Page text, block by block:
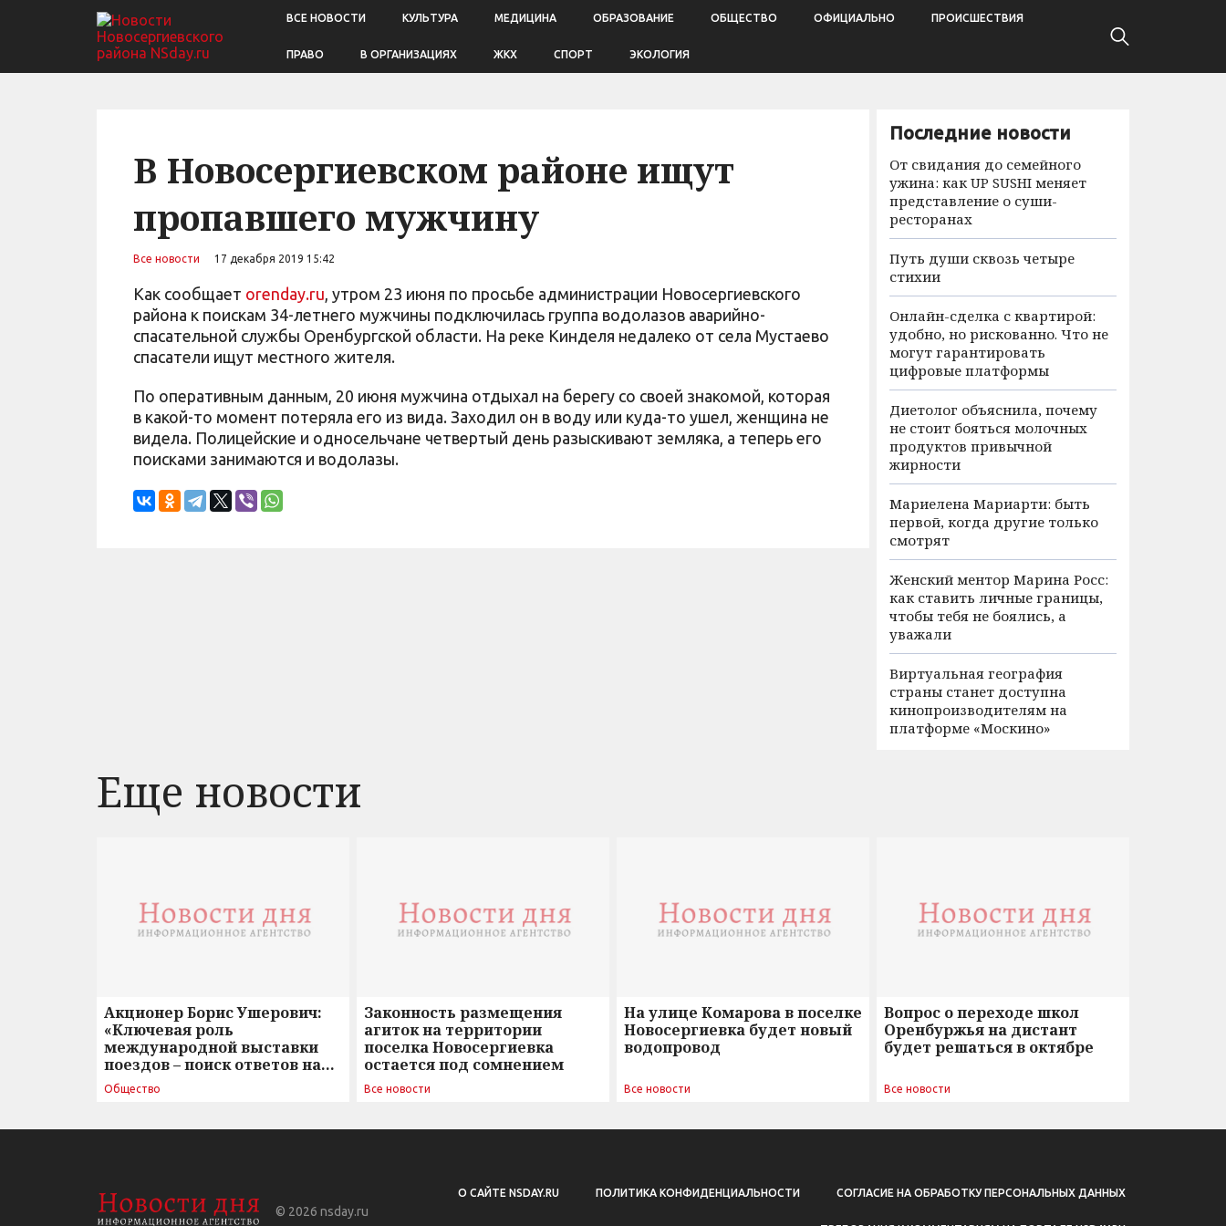
ВСЕ НОВОСТИ КУЛЬТУРА МЕДИЦИНА ОБРАЗОВАНИЕ ОБЩЕСТВО ОФИЦИАЛЬНО ПРОИСШЕСТВИЯ
ПРАВО В ОРГАНИЗАЦИЯХ ЖКХ СПОРТ ЭКОЛОГИЯ
В Новосергиевском районе ищут
пропавшего мужчину
Все новости 17 декабря 2019 15:42
Как сообщает orenday.ru, утром 23 июня по просьбе администрации Новосергиевского
района к поискам 34-летнего мужчины подключилась группа водолазов аварийно-
спасательной службы Оренбургской области. На реке Кинделя недалеко от села Мустаево
спасатели ищут местного жителя.
По оперативным данным, 20 июня мужчина отдыхал на берегу со своей знакомой, которая
в какой-то момент потеряла его из вида. Заходил он в воду или куда-то ушел, женщина не
видела. Полицейские и односельчане четвертый день разыскивают земляка, а теперь его
поисками занимаются и водолазы.
Последние новости
От свидания до семейного
ужина: как UP SUSHI меняет
представление о суши-
ресторанах
Путь души сквозь четыре
стихии
Онлайн-сделка с квартирой:
удобно, но рискованно. Что не
могут гарантировать
цифровые платформы
Диетолог объяснила, почему
не стоит бояться молочных
продуктов привычной
жирности
Мариелена Мариарти: быть
первой, когда другие только
смотрят
Женский ментор Марина Росс:
как ставить личные границы,
чтобы тебя не боялись, а
уважали
Виртуальная география
страны станет доступна
кинопроизводителям на
платформе «Москино»
Еще новости
Акционер Борис Ушерович:
«Ключевая роль
международной выставки
поездов – поиск ответов на
вызовы времени»
Общество
Законность размещения
агиток на территории
поселка Новосергиевка
остается под сомнением
Все новости
На улице Комарова в поселке
Новосергиевка будет новый
водопровод
Все новости
Вопрос о переходе школ
Оренбуржья на дистант
будет решаться в октябре
Все новости
© 2026 nsday.ru
О САЙТЕ NSDAY.RU ПОЛИТИКА КОНФИДЕНЦИАЛЬНОСТИ СОГЛАСИЕ НА ОБРАБОТКУ ПЕРСОНАЛЬНЫХ ДАННЫХ